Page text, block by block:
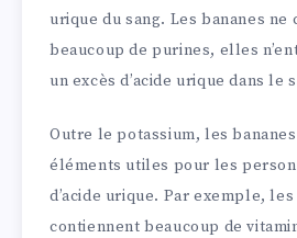
urique du sang. Les bananes ne
beaucoup de purines, elles
un excès d’acide urique dans le
Outre le potassium, les
éléments utiles pour les
d’acide urique. Par exemple, les
contiennent beaucoup de